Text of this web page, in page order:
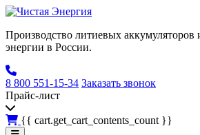
Производство литиевых аккумуляторов
энергии в России.
8 800 551-15-34 Заказать звонок
Прайс-лист
{{ cart.get_cart_contents_count }}